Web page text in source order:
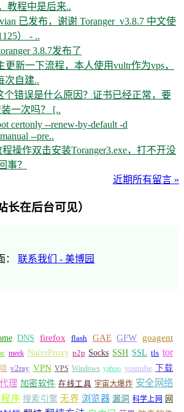
教程中是后来..
已发布，谢谢 Toranger_v3.8.7 中文使
） - ..
3.8.7发布了
更新一下流程，本人使用vultr作为vps，
次自建..
个错误是什么原因？证书已经正常，要
一次吗？ [..
certonly --renew-by-default -d
--pre..
操作双击安装Toranger3.exe，打不开没
事？
近期所有留言 »
长在后台可见）
： 联系我们 - 美博园
DNS firefox flash GAE GFW
goagent
meek NaiveProxy p2p Socks SSH SSL tls tor
v2ray VPN VPS Windows yahoo youtube 下载
理 加密软件 在线工具 宇宙大爆炸 安全网络
序 搜索引擎 无界 浏览器 漏洞 科学上网 网